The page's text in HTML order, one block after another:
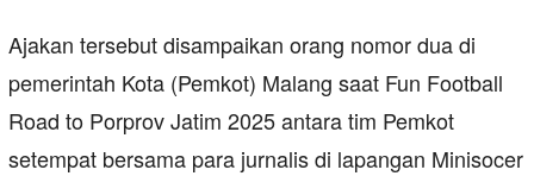
Ajakan tersebut disampaikan orang nomor dua di
pemerintah Kota (Pemkot) Malang saat Fun Football
Road to Porprov Jatim 2025 antara tim Pemkot
setempat bersama para jurnalis di lapangan Minisocer